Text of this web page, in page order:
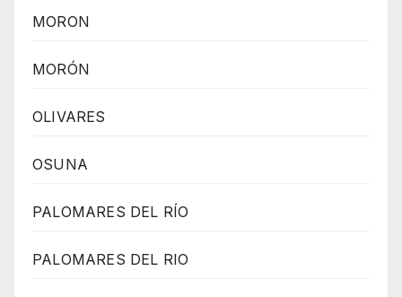
MORON
MORÓN
OLIVARES
OSUNA
PALOMARES DEL RÍO
PALOMARES DEL RIO